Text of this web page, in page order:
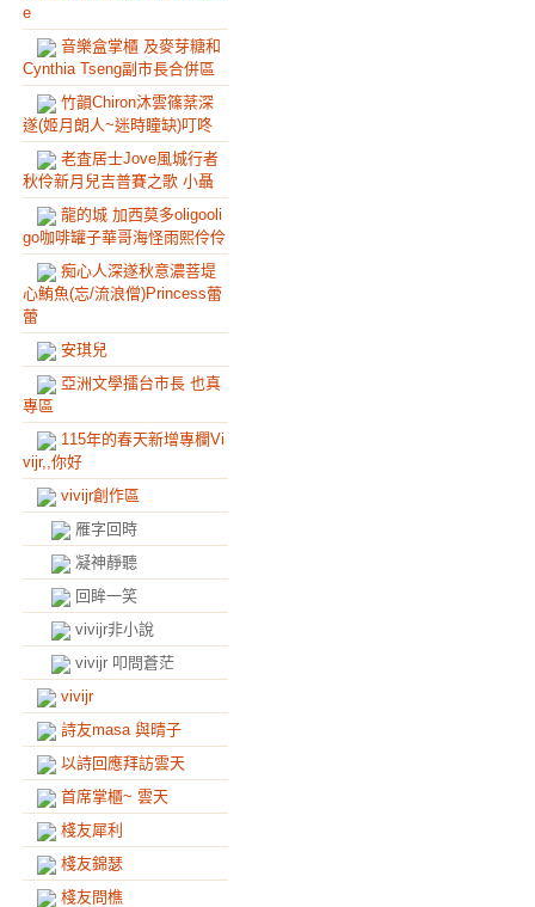
e
音樂盒掌櫃 及麥芽糖和
Cynthia Tseng副市長合併區
竹韻Chiron沐雲篠棻深
遂(姬月朗人~迷時瞳缺)叮咚
老査居士Jove風城行者
秋伶新月兒吉普賽之歌 小聶
龍的城 加西莫多oligooli
go咖啡罐子華哥海怪雨熙伶伶
痴心人深遂秋意濃菩堤
心鮪魚(忘/流浪僧)Princess蕾
蕾
安琪兒
亞洲文學擂台市長 也真
專區
115年的春天新增專欄Vi
vijr,,你好
vivijr創作區
雁字回時
凝神靜聽
回眸一笑
vivijr非小說
vivijr 叩問蒼茫
vivijr
詩友masa 與晴子
以詩回應拜訪雲天
首席掌櫃~ 雲天
棧友犀利
棧友錦瑟
棧友問樵